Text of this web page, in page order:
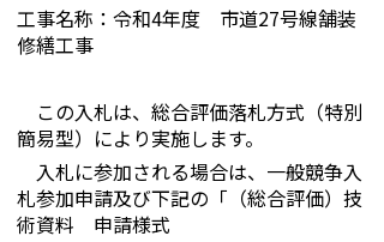
工事名称：令和4年度 市道27号線舗装
修繕工事
この入札は、総合評価落札方式（特別
簡易型）により実施します。
入札に参加される場合は、一般競争入
札参加申請及び下記の「（総合評価）技
術資料 申請様式